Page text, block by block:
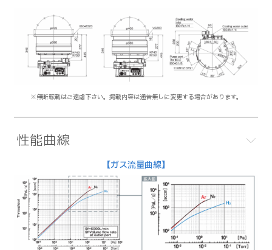
※無断転載はご遠慮下さい。掲載内容は通告無しに変更する場合があります。
性能曲線
【ガス流量曲線】